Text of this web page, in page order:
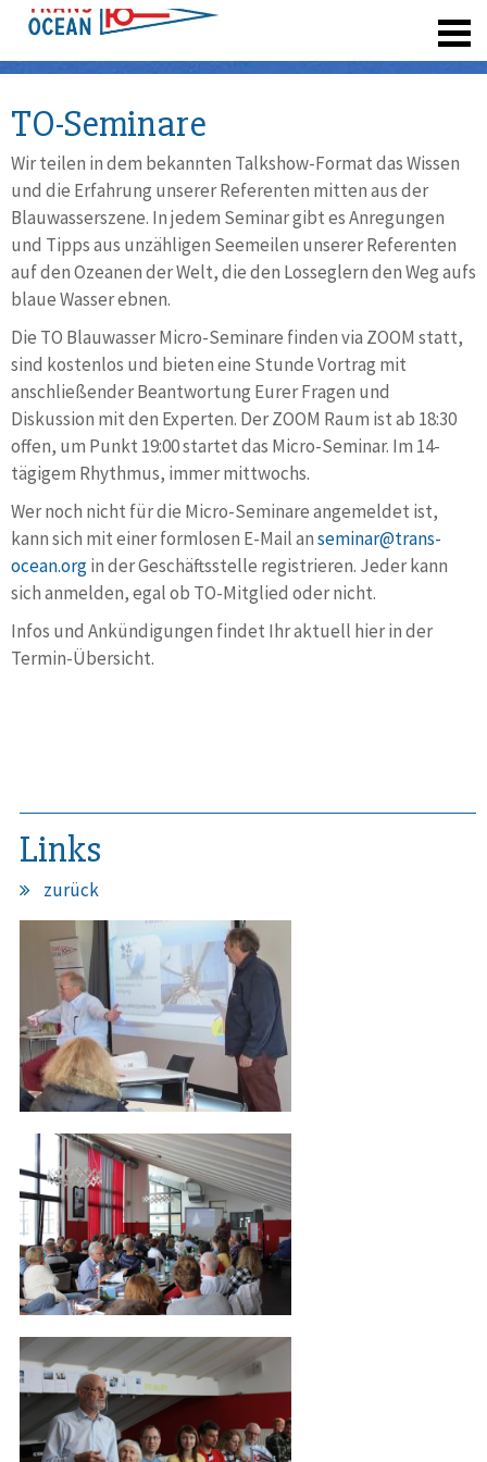
TO-Seminare
Wir teilen in dem bekannten Talkshow-Format das Wissen
und die Erfahrung unserer Referenten mitten aus der
Blauwasserszene. In jedem Seminar gibt es Anregungen
und Tipps aus unzähligen Seemeilen unserer Referenten
auf den Ozeanen der Welt, die den Losseglern den Weg aufs
blaue Wasser ebnen.
Die TO Blauwasser Micro-Seminare finden via ZOOM statt,
sind kostenlos und bieten eine Stunde Vortrag mit
anschließender Beantwortung Eurer Fragen und
Diskussion mit den Experten. Der ZOOM Raum ist ab 18:30
offen, um Punkt 19:00 startet das Micro-Seminar. Im 14-
tägigem Rhythmus, immer mittwochs.
Wer noch nicht für die Micro-Seminare angemeldet ist,
kann sich mit einer formlosen E-Mail anseminar@trans-
ocean.orgin der Geschäftsstelle registrieren. Jeder kann
sich anmelden, egal ob TO-Mitglied oder nicht.
Infos und Ankündigungen findet Ihr aktuell hier in der
Termin-Übersicht.
Links
zurück